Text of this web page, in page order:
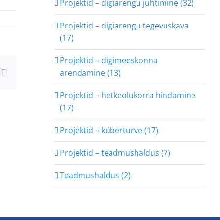
Projektid – digiarengu juhtimine (32)
Projektid – digiarengu tegevuskava
(17)
Projektid – digimeeskonna
arendamine (13)
Projektid – hetkeolukorra hindamine
(17)
Projektid – küberturve (17)
Projektid – teadmushaldus (7)
Teadmushaldus (2)